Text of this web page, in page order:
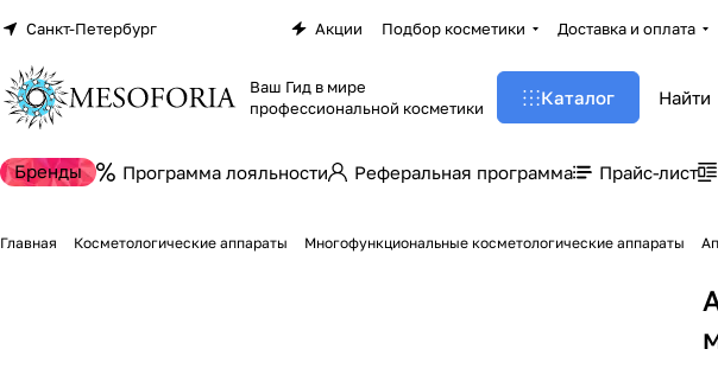
Санкт-Петербург Акции Подбор косметики Доставка и оплата
Ваш Гид в мире
профессиональной косметики
Каталог
Бренды Программа лояльности Реферальная программа Прайс-лист
Главная Косметологические аппараты Многофункциональные косметологические аппараты